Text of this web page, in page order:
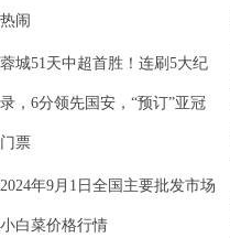
热闹
蓉城51天中超首胜！连刷5大纪
录，6分领先国安，“预订”亚冠
门票
2024年9月1日全国主要批发市场
小白菜价格行情